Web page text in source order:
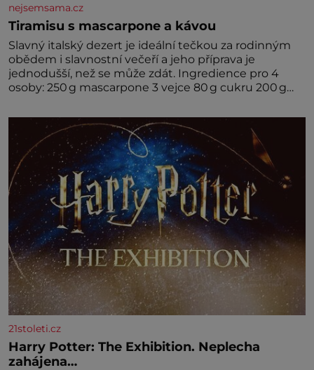
nejsemsama.cz
Tiramisu s mascarpone a kávou
Slavný italský dezert je ideální tečkou za rodinným
obědem i slavnostní večeří a jeho příprava je
jednodušší, než se může zdát. Ingredience pro 4
osoby: 250 g mascarpone 3 vejce 80 g cukru 200 g
amaretta kakao na posypání Postup: Oddělte
žloutky od bílků. Žloutky vyšlehejte s cukrem do
světlé pěny a postupně do nich vmíchejte
mascarpone, aby vznikl hladký
21stoleti.cz
Harry Potter: The Exhibition. Neplecha
zahájena…